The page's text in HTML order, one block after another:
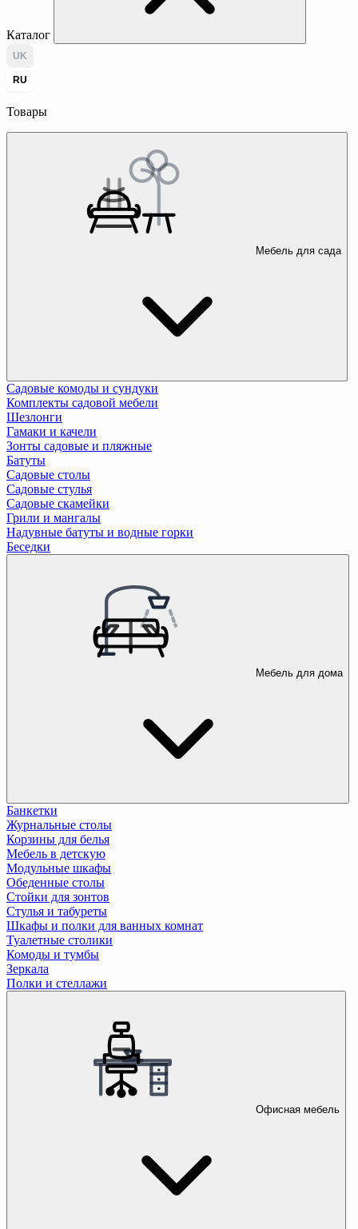
Каталог
UK
RU
Товары
Мебель для сада
Садовые комоды и сундуки
Комплекты садовой мебели
Шезлонги
Гамаки и качели
Зонты садовые и пляжные
Батуты
Садовые столы
Садовые стулья
Садовые скамейки
Грили и мангалы
Надувные батуты и водные горки
Беседки
Мебель для дома
Банкетки
Журнальные столы
Корзины для белья
Мебель в детскую
Модульные шкафы
Обеденные столы
Стойки для зонтов
Стулья и табуреты
Шкафы и полки для ванных комнат
Туалетные столики
Комоды и тумбы
Зеркала
Полки и стеллажи
Офисная мебель